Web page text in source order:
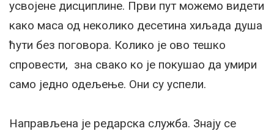
усвојене дисциплине. Први пут можемо видети
како маса од неколико десетина хиљада душа
ћути без поговора. Колико је ово тешко
спровести, зна свако ко је покушао да умири
само једно одељење. Они су успели.
Направљена је редарска служба. Знају се